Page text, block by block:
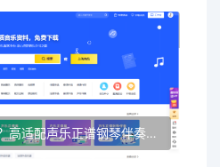
声乐正谱乐谱怎么选？高适配声乐正谱钢琴伴奏资源推荐